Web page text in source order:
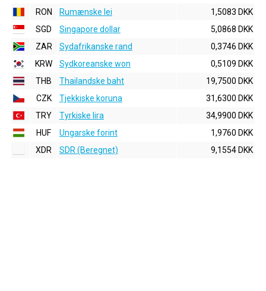
RON
Rumænske lei
1,5083 DKK
SGD
Singapore dollar
5,0868 DKK
ZAR
Sydafrikanske rand
0,3746 DKK
KRW
Sydkoreanske won
0,5109 DKK
THB
Thailandske baht
19,7500 DKK
CZK
Tjekkiske koruna
31,6300 DKK
TRY
Tyrkiske lira
34,9900 DKK
HUF
Ungarske forint
1,9760 DKK
XDR
SDR (Beregnet) 9,1554 DKK